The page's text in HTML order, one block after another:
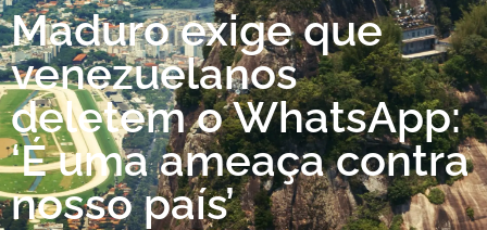
Maduro exige que
venezuelanos
deletem o WhatsApp:
‘É uma ameaça contra
nosso país’